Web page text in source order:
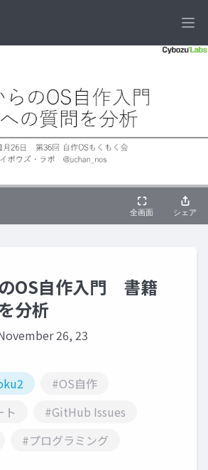
OS自作入門 書籍
分析
26, 23
#OS自作
ト
#GitHub Issues
#プログラミング